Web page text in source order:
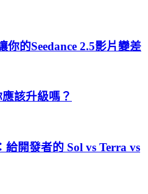
的Seedance 2.5影片變差
該升級嗎？
給開發者的 Sol vs Terra vs